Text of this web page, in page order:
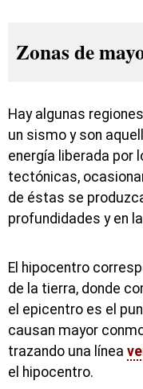
Zonas de
Hay algunas
un sismo y son
energía liberada por
tectónicas,
de éstas se
profundidades y en
El hipocentro
de la tierra, donde
el epicentro es el
causan mayor
trazando una línea
el hipocentro.